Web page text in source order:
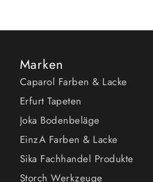
Marken
Caparol Farben & Lacke
Erfurt Tapeten
Joka Bodenbeläge
EinzA Farben & Lacke
Sika Fachhandel Produkte
Storch Werkzeuge